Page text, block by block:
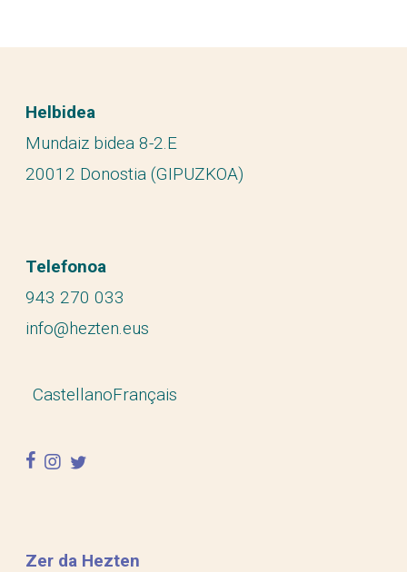
Helbidea
Mundaiz bidea 8-2.E
20012 Donostia (GIPUZKOA)
Telefonoa
943 270 033
info@hezten.eus
CastellanoFrançais
facebook
instagram
twitter
Zer da Hezten